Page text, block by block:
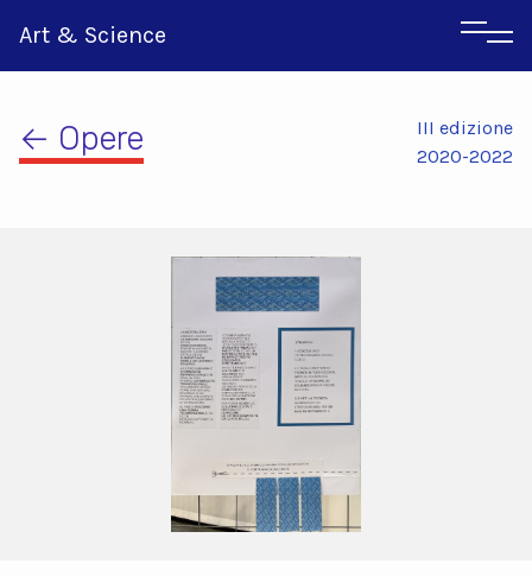
Art & Science
Inglese
← Opere
III edizione
2020-2022